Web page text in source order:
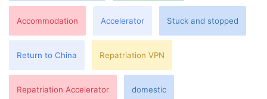
Accommodation Accelerator Stuck and stopped
Return to China Repatriation VPN
Repatriation Accelerator domestic